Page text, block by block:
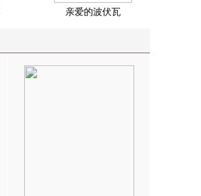
亲爱的波伏瓦